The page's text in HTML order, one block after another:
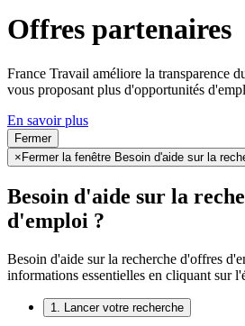
Offres partenaires
France Travail améliore la transparence
vous proposant plus d'opportunités
En savoir plus
Fermer
× Fermer la fenêtre Besoin d'aide sur la
Besoin d'aide sur la
d'emploi ?
Besoin d'aide sur la recherche d'offres
informations essentielles en cliquant sur
1. Lancer votre recherche